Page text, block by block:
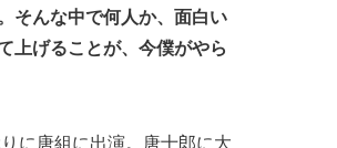
そんな中で何人か、面白い
上げることが、今僕がやら
に唐組に出演。唐十郎に大